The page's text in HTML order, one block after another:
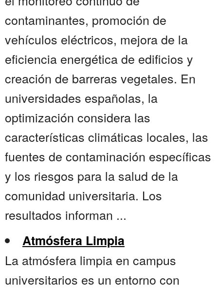
contaminantes, promoción de
vehículos eléctricos, mejora de la
eficiencia energética de edificios y
creación de barreras vegetales. En
universidades españolas, la
optimización considera las
características climáticas locales, las
fuentes de contaminación específicas
y los riesgos para la salud de la
comunidad universitaria. Los
resultados informan ...
Atmósfera Limpia
La atmósfera limpia en campus
universitarios es un entorno con